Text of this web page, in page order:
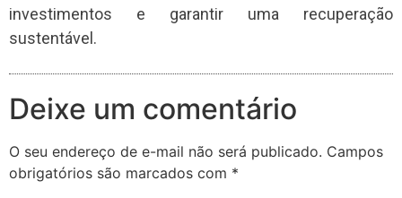
investimentos e garantir uma recuperação
sustentável.
Deixe um comentário
O seu endereço de e-mail não será publicado. Campos
obrigatórios são marcados com *